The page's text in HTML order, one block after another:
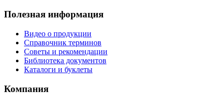
Полезная информация
Видео о продукции
Справочник терминов
Советы и рекомендации
Библиотека документов
Каталоги и буклеты
Компания